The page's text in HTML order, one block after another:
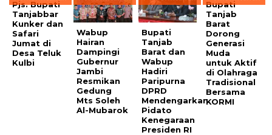
Pjs. Bupati
Tanjabbar
Kunker dan
Safari
Jumat di
Desa Teluk
Kulbi
Wabup
Hairan
Dampingi
Gubernur
Jambi
Resmikan
Gedung
Mts Soleh
Al-Mubarok
Bupati
Tanjab
Barat dan
Wabup
Hadiri
Paripurna
DPRD
Mendengarkan
Pidato
Kenegaraan
Presiden RI
Bupati
Tanjab
Barat
Dorong
Generasi
Muda
untuk Aktif
di Olahraga
Tradisional
Bersama
KORMI